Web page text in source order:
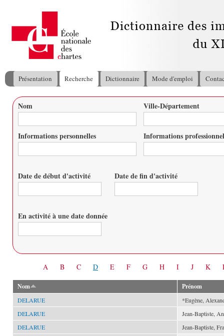
Menu principal
Présentation Recherche Dictionnaire Mode d'emploi
Vous êtes ici
Nom Ville-Département
Informations personnelles Informations
Date de début d'activité Date de fin d'activité
En activité à une date donnée
A B C D E F G H I J K
Nom Prénom
DELARUE
*Eugène,
DELARUE
Jean-Baptiste,
DELARUE
Jean-Baptiste,